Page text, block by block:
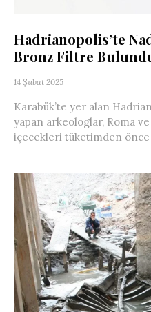
Hadrianopolis’te
Bronz Filtre
14 Şubat 2025
Karabük’te yer alan
yapan arkeologlar, Roma
içecekleri tüketimden önce